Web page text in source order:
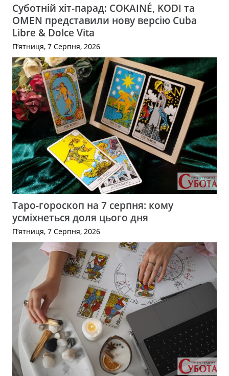
Суботній хіт-парад: COKAINÉ, KODI та
OMEN представили нову версію Cuba
Libre & Dolce Vita
П’ятниця, 7 Серпня, 2026
Таро-гороскоп на 7 серпня: кому
усміхнеться доля цього дня
П’ятниця, 7 Серпня, 2026